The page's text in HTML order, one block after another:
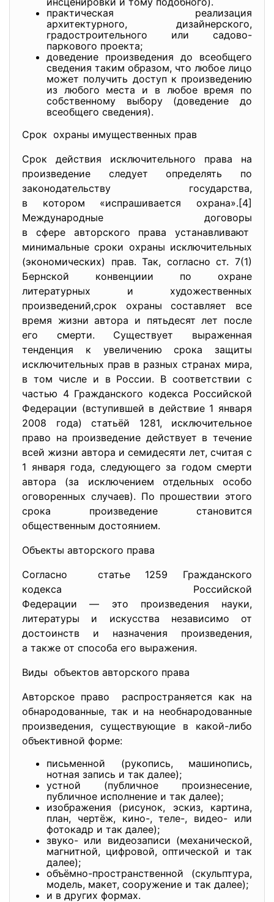
практическая реализация
архитектурного, дизайнерского,
градостроительного или садово-
паркового проекта;
доведение произведения до всеобщего
сведения таким образом, что любое лицо
может получить доступ к произведению
из любого места и в любое время по
собственному выбору (доведение до
всеобщего сведения).
Срок охраны имущественных прав
Срок действия исключительного права на
произведение следует определять по
законодательству государства,
в котором «испрашивается охрана».[4]
Международные договоры
в сфере авторского права устанавливают
минимальные сроки охраны исключительных
(экономических) прав. Так, согласно ст. 7(1)
Бернской конвенциии по охране
литературных и художественных
произведений,срок охраны составляет все
время жизни автора и пятьдесят лет после
его смерти. Существует выраженная
тенденция к увеличению срока защиты
исключительных прав в разных странах мира,
в том числе и в России. В соответствии с
частью 4 Гражданского кодекса Российской
Федерации (вступившей в действие 1 января
2008 года) статьёй 1281, исключительное
право на произведение действует в течение
всей жизни автора и семидесяти лет, считая с
1 января года, следующего за годом смерти
автора (за исключением отдельных особо
оговоренных случаев). По прошествии этого
срока произведение становится
общественным достоянием.
Объекты авторского права
Согласно статье 1259 Гражданского
кодекса Российской
Федерации — это произведения науки,
литературы и искусства независимо от
достоинств и назначения произведения,
а также от способа его выражения.
Виды объектов авторского права
Авторское право распространяется как на
обнародованные, так и на необнародованные
произведения, существующие в какой-либо
объективной форме:
письменной (рукопись, машинопись,
нотная запись и так далее);
устной (публичное произнесение,
публичное исполнение и так далее);
изображения (рисунок, эскиз, картина,
план, чертёж, кино-, теле-, видео- или
фотокадр и так далее);
звуко- или видеозаписи (механической,
магнитной, цифровой, оптической и так
далее);
объёмно-пространственной (скульптура,
модель, макет, сооружение и так далее);
и в других формах.